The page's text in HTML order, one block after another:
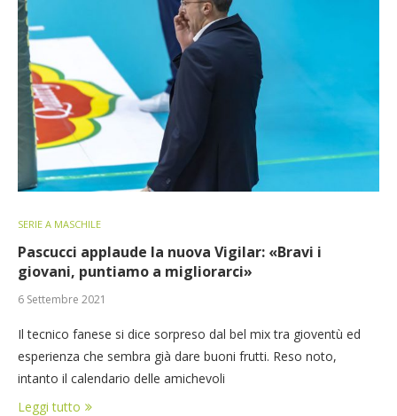
SERIE A MASCHILE
Pascucci applaude la nuova Vigilar: «Bravi i
giovani, puntiamo a migliorarci»
6 Settembre 2021
Il tecnico fanese si dice sorpreso dal bel mix tra gioventù ed
esperienza che sembra già dare buoni frutti. Reso noto,
intanto il calendario delle amichevoli
Leggi tutto